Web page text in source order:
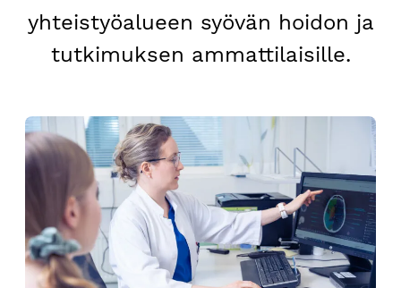
yhteistyöalueen syövän hoidon ja
tutkimuksen ammattilaisille.